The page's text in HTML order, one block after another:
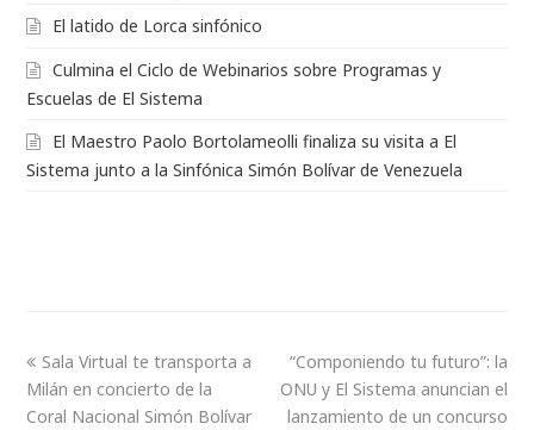
El latido de Lorca sinfónico
Culmina el Ciclo de Webinarios sobre Programas y
Escuelas de El Sistema
El Maestro Paolo Bortolameolli finaliza su visita a El
Sistema junto a la Sinfónica Simón Bolívar de Venezuela
Sala Virtual te transporta a
Milán en concierto de la
Coral Nacional Simón Bolívar
“Componiendo tu futuro”: la
ONU y El Sistema anuncian el
lanzamiento de un concurso